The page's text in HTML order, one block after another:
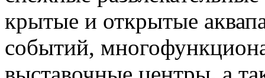
крытые и открытые
событий,